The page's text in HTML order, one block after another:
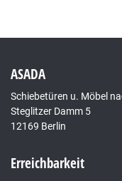
ASADA
Schiebetüren u. Möbel
Steglitzer Damm 5
12169 Berlin
Erreichbarkeit